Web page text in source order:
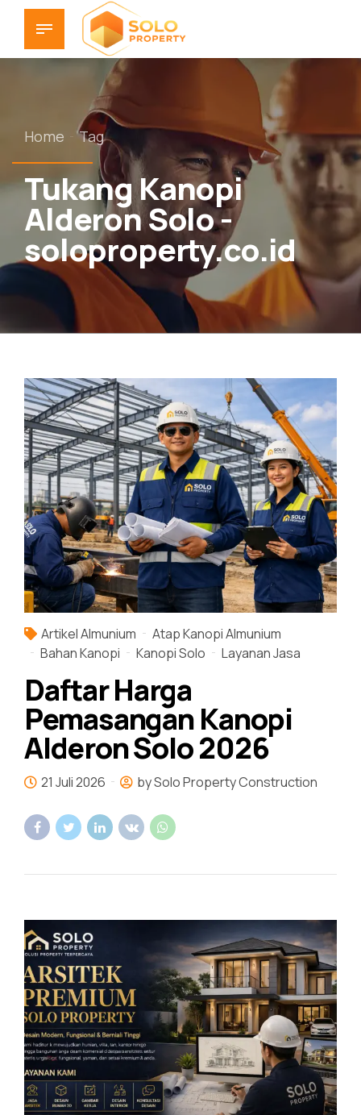
Home Tag
Tukang Kanopi
Alderon Solo -
soloproperty.co.id
Artikel Almunium
Atap Kanopi Almunium
Bahan Kanopi
Kanopi Solo Layanan Jasa
Daftar Harga
Pemasangan Kanopi
Alderon Solo 2026
21 Juli 2026 by Solo Property Construction